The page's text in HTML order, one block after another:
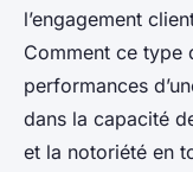
l’engagement
Comment ce type
performances
dans la capacité
et la notoriété en